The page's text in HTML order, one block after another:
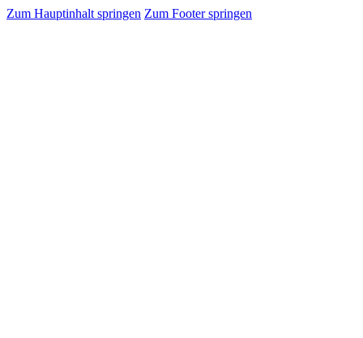
Zum Hauptinhalt springen Zum Footer springen